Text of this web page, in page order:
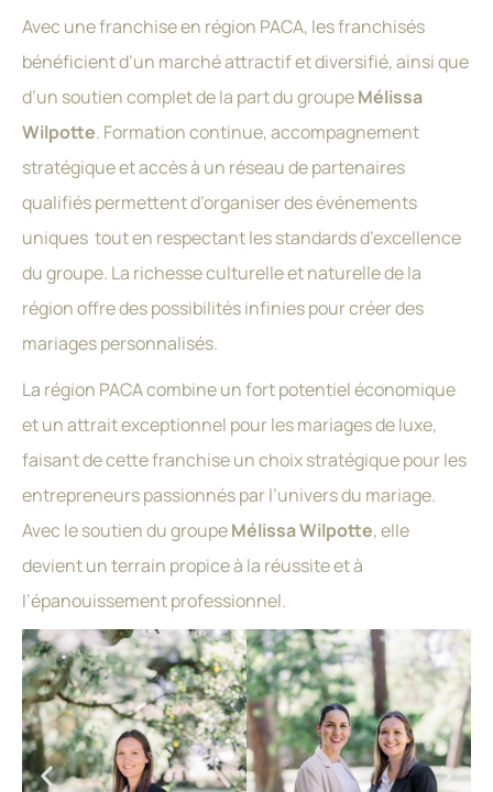
Avec une franchise en région PACA, les franchisés
bénéficient d’un marché attractif et diversifié, ainsi que
d’un soutien complet de la part du groupeMélissa
Wilpotte. Formation continue, accompagnement
stratégique et accès à un réseau de partenaires
qualifiés permettent d’organiser des événements
uniques tout en respectant les standards d’excellence
du groupe. La richesse culturelle et naturelle de la
région offre des possibilités infinies pour créer des
mariages personnalisés.
La région PACA combine un fort potentiel économique
et un attrait exceptionnel pour les mariages de luxe,
faisant de cette franchise un choix stratégique pour les
entrepreneurs passionnés par l’univers du mariage.
Avec le soutien du groupeMélissa Wilpotte, elle
devient un terrain propice à la réussite et à
l’épanouissement professionnel.